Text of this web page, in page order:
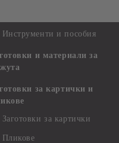
Инструменти и пособия
и материали за
за картички и
Заготовки за картички
Пликове